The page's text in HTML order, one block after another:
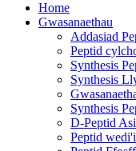
Home
Gwasanaethau
Addasiad
Peptid
Synthesis
Synthesis
Synthesis
D-Peptid
Peptid